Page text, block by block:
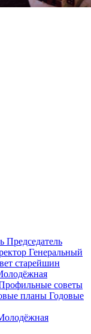
Председатель
Генеральный
старейшин
советы
планы Годовые